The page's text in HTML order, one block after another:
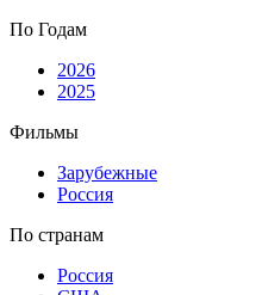
По Годам
2026
2025
Фильмы
Зарубежные
Россия
По странам
Россия